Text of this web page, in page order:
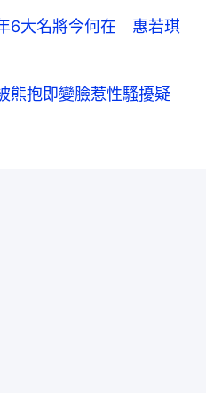
6大名將今何在 惠若琪
熊抱即變臉惹性騷擾疑